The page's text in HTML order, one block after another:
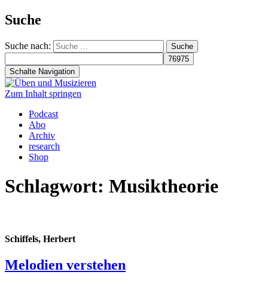
Suche
Suche nach:
Schalte Navigation
Zum Inhalt springen
Podcast
Abo
Archiv
research
Shop
Schlagwort: Musiktheorie
Schiffels, Herbert
Melodien verstehen